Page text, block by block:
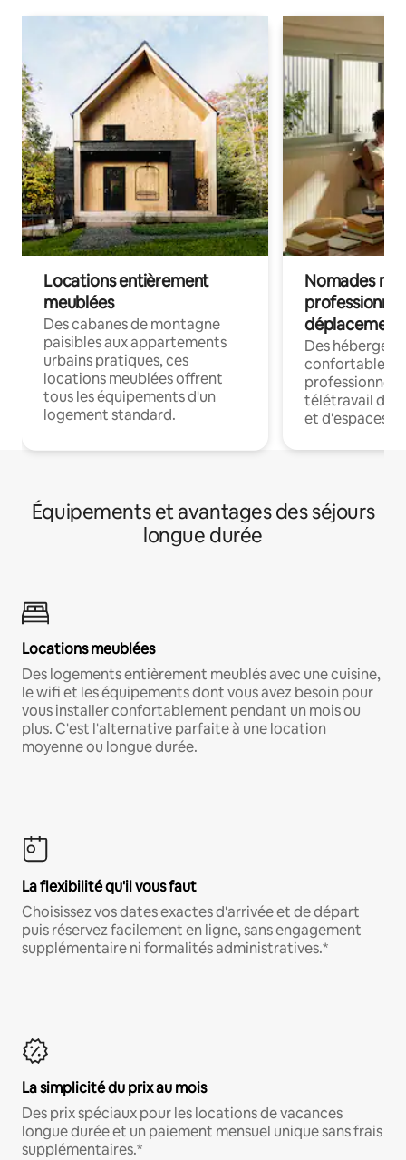
Locations entièrement
meublées
Des cabanes de montagne
paisibles aux appartements
urbains pratiques, ces
locations meublées offrent
tous les équipements d'un
logement standard.
Nomades
déplacement
Des
confortables
professionnels
télétravail
et d'espaces
Équipements et avantages des séjours
longue durée
Locations meublées
Des logements entièrement meublés avec une cuisine,
le wifi et les équipements dont vous avez besoin pour
vous installer confortablement pendant un mois ou
plus. C'est l'alternative parfaite à une location
moyenne ou longue durée.
La flexibilité qu'il vous faut
Choisissez vos dates exactes d'arrivée et de départ
puis réservez facilement en ligne, sans engagement
supplémentaire ni formalités administratives.*
La simplicité du prix au mois
Des prix spéciaux pour les locations de vacances
longue durée et un paiement mensuel unique sans frais
supplémentaires.*